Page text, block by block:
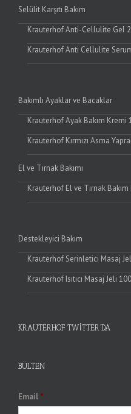
Selülit Karşıtı Bakım
Krauterhof Anti-Cellulite Gel
Krauterhof Anti Cellulite
Bakımlı Ayaklar ve Bacaklar
Krauterhof Ayak Bakım Kremi
Krauterhof Kırmızı Asma
El ve Tırnak Bakımı
Krauterhof El ve Tırnak
Destekleyici Bakım
Krauterhof Serinletici Masaj
Krauterhof Isıtıcı Masaj Jeli
KRAUTERHOF TWITTER’DA
BÜLTEN
Email *